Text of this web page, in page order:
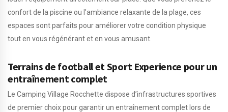
confort de la piscine ou l’ambiance relaxante de la plage, ces
espaces sont parfaits pour améliorer votre condition physique
tout en vous régénérant et en vous amusant.
Terrains de football et Sport Experience pour un
entraînement complet
Le Camping Village Rocchette dispose d’infrastructures sportives
de premier choix pour garantir un entraînement complet lors de